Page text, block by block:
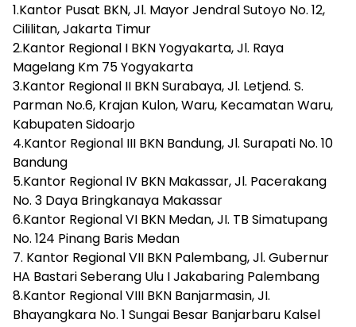
1.Kantor Pusat BKN, Jl. Mayor Jendral Sutoyo No. 12,
Cililitan, Jakarta Timur
2.Kantor Regional I BKN Yogyakarta, Jl. Raya
Magelang Km 75 Yogyakarta
3.Kantor Regional II BKN Surabaya, Jl. Letjend. S.
Parman No.6, Krajan Kulon, Waru, Kecamatan Waru,
Kabupaten Sidoarjo
4.Kantor Regional III BKN Bandung, Jl. Surapati No. 10
Bandung
5.Kantor Regional IV BKN Makassar, Jl. Pacerakang
No. 3 Daya Bringkanaya Makassar
6.Kantor Regional VI BKN Medan, JI. TB Simatupang
No. 124 Pinang Baris Medan
7. Kantor Regional VII BKN Palembang, Jl. Gubernur
HA Bastari Seberang Ulu I Jakabaring Palembang
8.Kantor Regional VIII BKN Banjarmasin, JI.
Bhayangkara No. 1 Sungai Besar Banjarbaru Kalsel